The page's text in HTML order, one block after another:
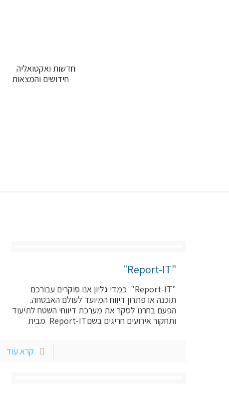
חדשות ואקטואליה
חידושים והמצאות
"Report-IT"
"Report-IT" כמדי גליון אנו סוקרים עבורכם
תוכנה או פתרון דיווח המיועד לעולם האבטחה.
הפעם בחרנו לסקר את מערכת דיווחי השטח לתיעוד
ותחקור אירועים חריגים בשםReport-IT מבית
קרא עוד